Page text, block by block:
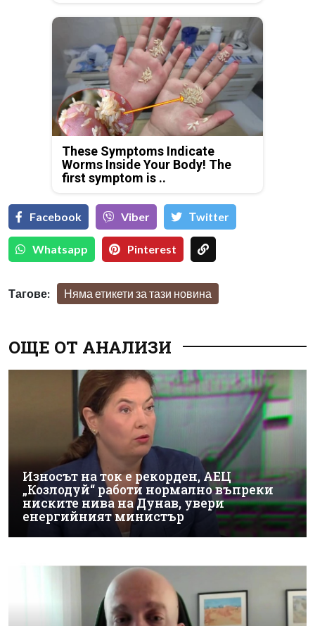
These Symptoms Indicate
Worms Inside Your Body! The
first symptom is ..
Facebook Viber Тwitter
Whatsapp Pinterest
Тагове: Няма етикети за тази новина
ОЩЕ ОТ АНАЛИЗИ
Износът на ток е рекорден, АЕЦ
„Козлодуй“ работи нормално въпреки
ниските нива на Дунав, увери
енергийният министър